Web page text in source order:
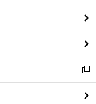
ン
ド
ウ
で
開
く
新
し
い